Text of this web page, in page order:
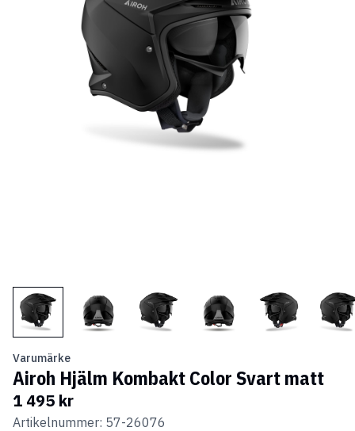
Varumärke
Airoh Hjälm Kombakt Color Svart matt
1 495 kr
Artikelnummer: 57-26076